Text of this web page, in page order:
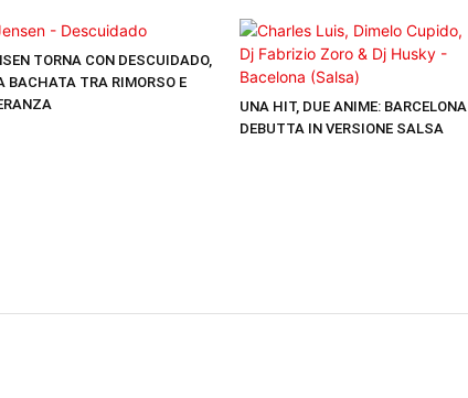
TORNA CON DESCUIDADO,
BACHATA TRA RIMORSO E
UNA HIT, DUE ANIME: BARCELONA
DEBUTTA IN VERSIONE SALSA